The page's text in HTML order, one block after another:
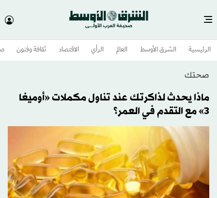
الرئيسية الشرق الأوسط​ العالم الرأي الاقتصاد ثقافة وفنون
صحتك
ماذا يحدث لذاكرتك عند تناول مكملات «أوميغا
3» مع التقدم في العمر؟